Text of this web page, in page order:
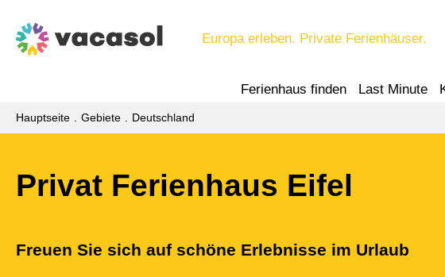
Europa erleben. Private Ferienhäuser.
Ferienhaus finden Last Minute
Hauptseite Gebiete Deutschland
Privat Ferienhaus Eifel
Freuen Sie sich auf schöne Erlebnisse im Urlaub